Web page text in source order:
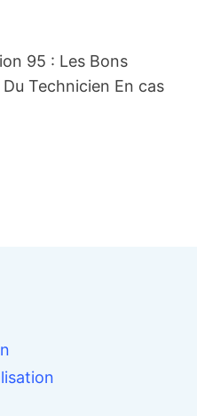
95 : Les Bons
Du Technicien En cas